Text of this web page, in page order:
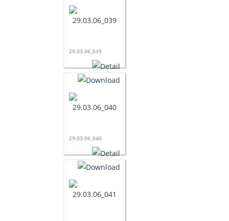
29.03.06_039
29.03.06_040